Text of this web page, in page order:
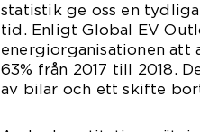
statistik ge oss en
tid. Enligt Global EV
energiorganisationen
63% från 2017 till 2018.
av bilar och ett skifte